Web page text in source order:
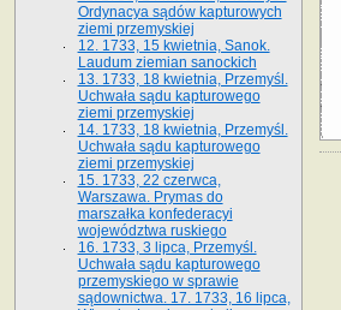
Ordynacya sądów kapturowych
ziemi przemyskiej
12. 1733, 15 kwietnia, Sanok.
Laudum ziemian sanockich
13. 1733, 18 kwietnia, Przemyśl.
Uchwała sądu kapturowego
ziemi przemyskiej
14. 1733, 18 kwietnia, Przemyśl.
Uchwała sądu kapturowego
ziemi przemyskiej
15. 1733, 22 czerwca,
Warszawa. Prymas do
marszałka konfederacyi
województwa ruskiego
16. 1733, 3 lipca, Przemyśl.
Uchwała sądu kapturowego
przemyskiego w sprawie
sądownictwa. 17. 1733, 16 lipca,